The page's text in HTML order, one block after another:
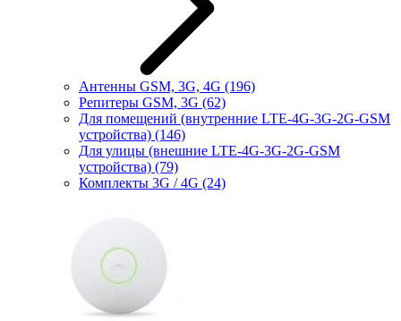
Антенны GSM, 3G, 4G (196)
Репитеры GSM, 3G (62)
Для помещений (внутренние LTE-4G-3G-2G-GSM
устройства) (146)
Для улицы (внешние LTE-4G-3G-2G-GSM
устройства) (79)
Комплекты 3G / 4G (24)